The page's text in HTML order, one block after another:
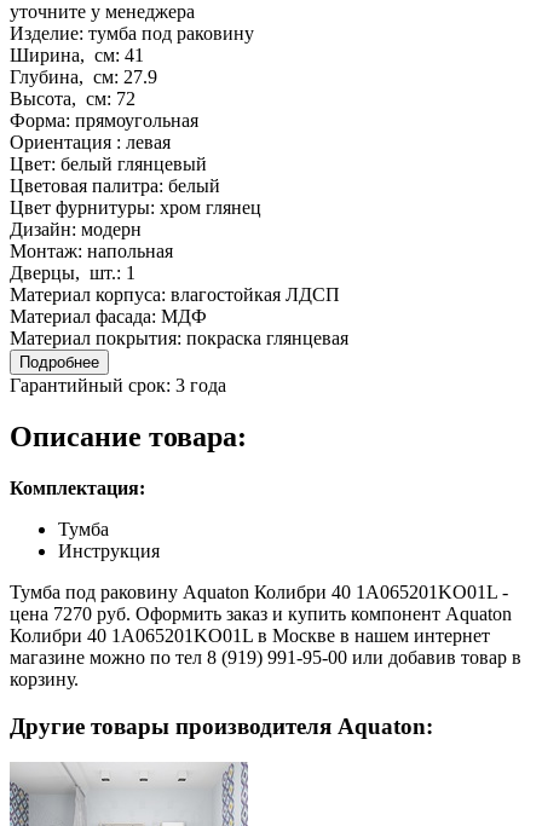
уточните у менеджера
Изделие: тумба под раковину
Ширина, см: 41
Глубина, см: 27.9
Высота, см: 72
Форма: прямоугольная
Ориентация : левая
Цвет: белый глянцевый
Цветовая палитра: белый
Цвет фурнитуры: хром глянец
Дизайн: модерн
Монтаж: напольная
Дверцы, шт.: 1
Материал корпуса: влагостойкая ЛДСП
Материал фасада: МДФ
Материал покрытия: покраска глянцевая
Подробнее
Гарантийный срок: 3 года
Описание товара:
Комплектация:
Тумба
Инструкция
Тумба под раковину Aquaton Колибри 40 1A065201KO01L -
цена 7270 руб. Оформить заказ и купить компонент Aquaton
Колибри 40 1A065201KO01L в Москве в нашем интернет
магазине можно по тел 8 (919) 991-95-00 или добавив товар в
корзину.
Другие товары производителя Aquaton: